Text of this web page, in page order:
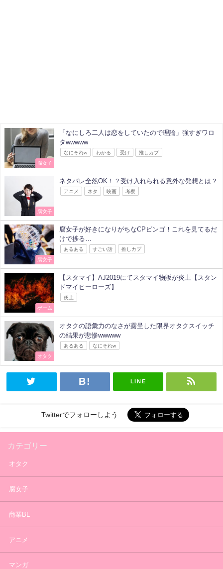
腐女子
「なにしろ二人は恋をしていたので理論」強すぎワロ
タwwwww
なにそれw わかる 受け 推しカプ
腐女子
ネタバレ全然OK！？受け入れられる意外な発想とは？
アニメ ネタ 映画 考察
腐女子
腐女子が好きになりがちなCPビンゴ！これを見てるだ
けで捗る…
あるある すごい話 推しカプ
ゲーム
【スタマイ】AJ2019にてスタマイ物販が炎上【スタン
ドマイヒーローズ】
炎上
オタク
オタクの語彙力のなさが露呈した限界オタクスイッチ
の結果が悲惨wwwww
あるある なにそれw
LINE
Twitterでフォローしよう
カテゴリー
オタク
腐女子
商業BL
アニメ
マンガ